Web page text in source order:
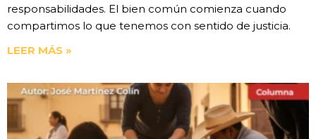
responsabilidades. El bien común comienza cuando
compartimos lo que tenemos con sentido de justicia.
LEER MÁS »